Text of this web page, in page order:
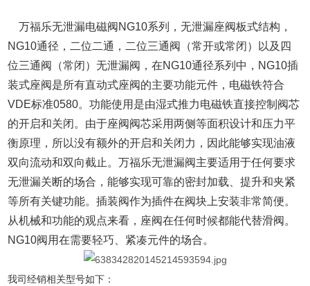
万福乐无泄漏电磁阀NG10系列，无泄漏座阀板式结构，
NG10通径，二位二通，二位三通阀（常开或常闭）以及四
位三通阀（常闭）无泄漏阀，在NG10通径系列中，NG10插
装式座阀是所有直动式座阀的主要功能元件，电磁铁符合
VDE标准0580。功能使用是由湿式推力电磁铁直接控制阀芯
的开启和关闭。由于座阀阀芯采用两侧等面积设计和压力平
衡原理，所以没有额外的开启和关闭力，因此能够实现油液
双向流动和双向截止。万福乐无泄漏阀主要适用于任何要求
无泄漏关断的场合，能够实现可靠的密封加载、提升和夹紧
等所有关键功能。插装阀作为插件在阀块上安装非常简便。
从机械和功能的观点来看，座阀在任何时候都能代替滑阀。
NG10阀用在需要轻巧、紧凑元件的场合。
我司经销相关型号如下：